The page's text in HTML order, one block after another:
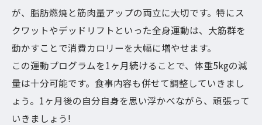
が、脂肪燃焼と筋肉量アップの両立に大切です。特にス
クワットやデッドリフトといった全身運動は、大筋群を
動かすことで消費カロリーを大幅に増やせます。
この運動プログラムを1ヶ月続けることで、体重5kgの減
量は十分可能です。食事内容も併せて調整していきまし
ょう。1ヶ月後の自分自身を思い浮かべながら、頑張って
いきましょう!